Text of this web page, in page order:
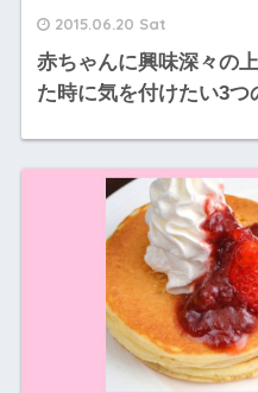
2015.06.20 Sat
赤ちゃんに興味深々の
た時に気を付けたい3つ